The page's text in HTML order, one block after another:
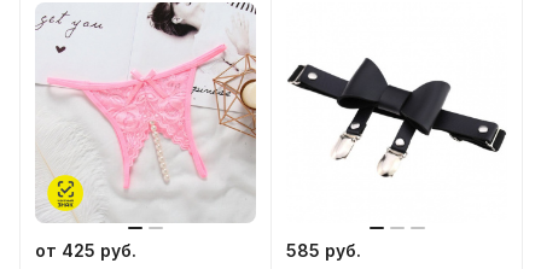
от 425 руб.
585 руб.